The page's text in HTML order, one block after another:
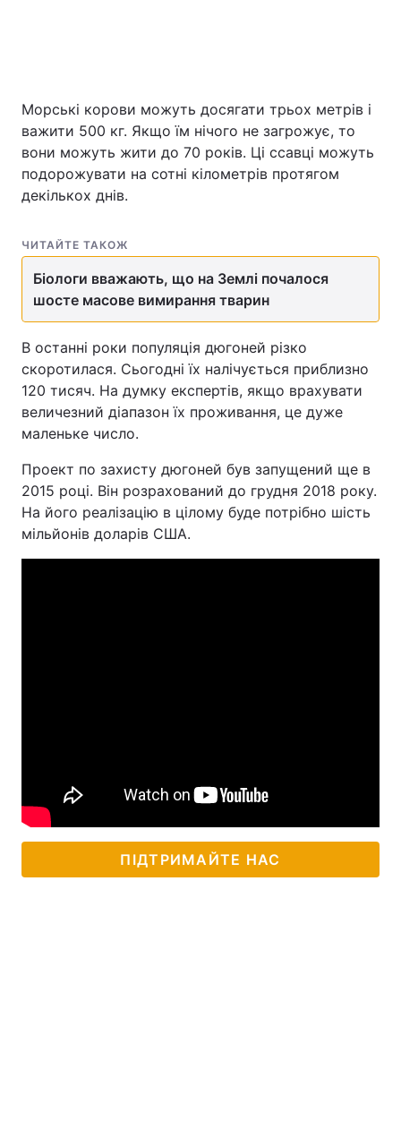
Морські корови можуть досягати трьох метрів і
важити 500 кг. Якщо їм нічого не загрожує, то
вони можуть жити до 70 років. Ці ссавці можуть
подорожувати на сотні кілометрів протягом
декількох днів.
ЧИТАЙТЕ ТАКОЖ
Біологи вважають, що на Землі почалося
шосте масове вимирання тварин
В останні роки популяція дюгоней різко
скоротилася. Сьогодні їх налічується приблизно
120 тисяч. На думку експертів, якщо врахувати
величезний діапазон їх проживання, це дуже
маленьке число.
Проект по захисту дюгоней був запущений ще в
2015 році. Він розрахований до грудня 2018 року.
На його реалізацію в цілому буде потрібно шість
мільйонів доларів США.
ПІДТРИМАЙТЕ НАС